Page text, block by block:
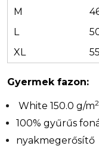
M
L
XL
55
Gyermek fazon:
White 150.0 g/m2
100% gyűrűs
nyakmegerősítő